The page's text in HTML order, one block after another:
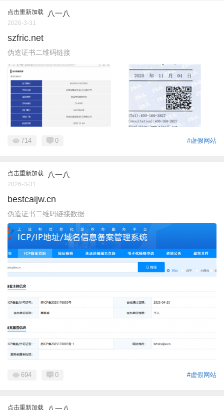
点击重新加载 八一八
2026-3-31
szfric.net
伪造证书二维码链接
#虚假网站
714 0
点击重新加载 八一八
2026-3-31
bestcaijw.cn
伪造证书二维码链接数据
#虚假网站
694 0
点击重新加载